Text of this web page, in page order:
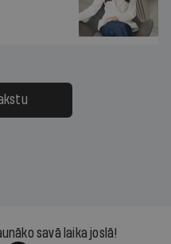
savā laika joslā!